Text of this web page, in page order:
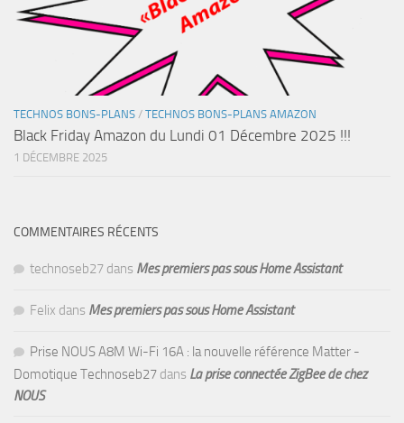
TECHNOS BONS-PLANS / TECHNOS BONS-PLANS AMAZON
Black Friday Amazon du Lundi 01 Décembre 2025 !!!
1 DÉCEMBRE 2025
COMMENTAIRES RÉCENTS
technoseb27 dans Mes premiers pas sous Home Assistant
Felix dans Mes premiers pas sous Home Assistant
Prise NOUS A8M Wi-Fi 16A : la nouvelle référence Matter -
Domotique Technoseb27 dans La prise connectée ZigBee de chez
NOUS